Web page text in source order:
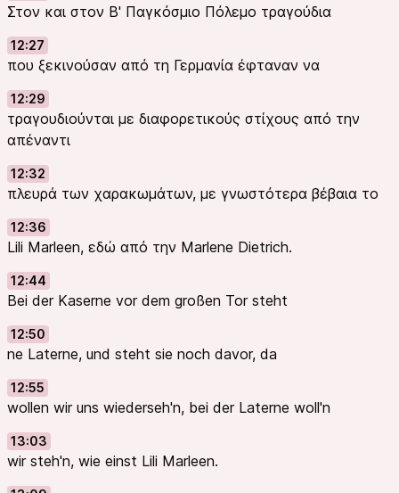
Στον και στον Β' Παγκόσμιο Πόλεμο τραγούδια
12:27
που ξεκινούσαν από τη Γερμανία έφταναν να
12:29
τραγουδιούνται με διαφορετικούς στίχους από την
απέναντι
12:32
πλευρά των χαρακωμάτων, με γνωστότερα βέβαια το
12:36
Lili Marleen, εδώ από την Marlene Dietrich.
12:44
Bei der Kaserne vor dem großen Tor steht
12:50
ne Laterne, und steht sie noch davor, da
12:55
wollen wir uns wiederseh'n, bei der Laterne woll'n
13:03
wir steh'n, wie einst Lili Marleen.